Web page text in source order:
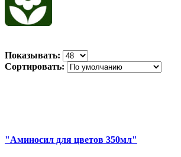
Показывать:
Сортировать:
"Аминосил для цветов 350мл"